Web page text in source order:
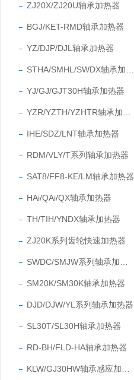
ZJ20X/ZJ20U轴承加热器
BGJ/KET-RMD轴承加热器
YZ/DJP/DJL轴承加热器
YJ/GJ/GJT30H轴承加热器
IHE/SDZ/LNT轴承加热器
RDM/VLY/T系列轴承加热器
SAT8/FF8-KE/LM轴承加热器
HAi/QAi/QX轴承加热器
TH/TIH/YNDX轴承加热器
ZJ20K系列齿轮快速加热器
SM20K/SM30K轴承加热器
DJD/DJW/YL系列轴承加热器
SL30T/SL30H轴承加热器
RD-BH/FLD-HA轴承加热器